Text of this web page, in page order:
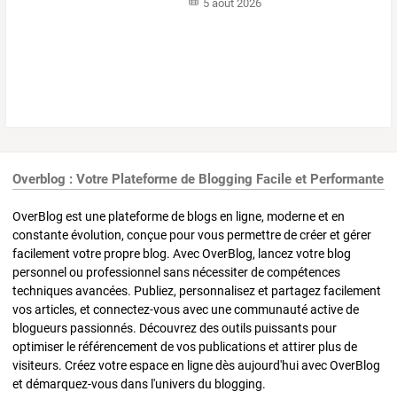
5 août 2026
Overblog : Votre Plateforme de Blogging Facile et Performante
OverBlog est une plateforme de blogs en ligne, moderne et en
constante évolution, conçue pour vous permettre de créer et gérer
facilement votre propre blog. Avec OverBlog, lancez votre blog
personnel ou professionnel sans nécessiter de compétences
techniques avancées. Publiez, personnalisez et partagez facilement
vos articles, et connectez-vous avec une communauté active de
blogueurs passionnés. Découvrez des outils puissants pour
optimiser le référencement de vos publications et attirer plus de
visiteurs. Créez votre espace en ligne dès aujourd'hui avec OverBlog
et démarquez-vous dans l'univers du blogging.